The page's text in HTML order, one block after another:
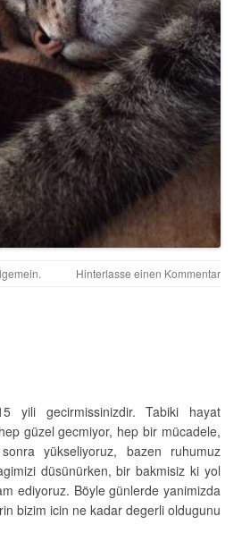
. Hinterlasse einen Kommentar
yili gecirmissinizdir. Tabiki hayat
güzel gecmiyor, hep bir mücadele,
yükseliyoruz, bazen ruhumuz
düsünürken, bir bakmisiz ki yol
ediyoruz. Böyle günlerde yanimizda
bizim icin ne kadar degerli oldugunu